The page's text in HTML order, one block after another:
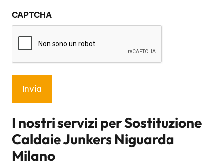
privacy
CAPTCHA
I nostri servizi perSostituzione
Caldaie Junkers Niguarda
Milano